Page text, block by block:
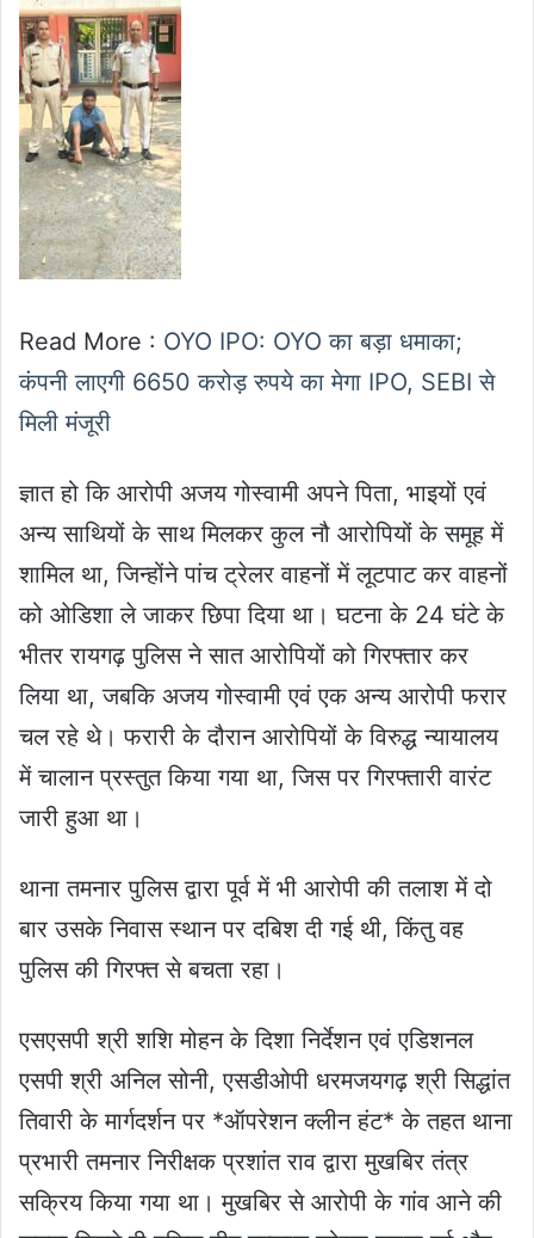
Read More : OYO IPO: OYO का बड़ा धमाका;
कंपनी लाएगी 6650 करोड़ रुपये का मेगा IPO, SEBI से
मिली मंजूरी
ज्ञात हो कि आरोपी अजय गोस्वामी अपने पिता, भाइयों एवं
अन्य साथियों के साथ मिलकर कुल नौ आरोपियों के समूह में
शामिल था, जिन्होंने पांच ट्रेलर वाहनों में लूटपाट कर वाहनों
को ओडिशा ले जाकर छिपा दिया था। घटना के 24 घंटे के
भीतर रायगढ़ पुलिस ने सात आरोपियों को गिरफ्तार कर
लिया था, जबकि अजय गोस्वामी एवं एक अन्य आरोपी फरार
चल रहे थे। फरारी के दौरान आरोपियों के विरुद्ध न्यायालय
में चालान प्रस्तुत किया गया था, जिस पर गिरफ्तारी वारंट
जारी हुआ था।
थाना तमनार पुलिस द्वारा पूर्व में भी आरोपी की तलाश में दो
बार उसके निवास स्थान पर दबिश दी गई थी, किंतु वह
पुलिस की गिरफ्त से बचता रहा।
एसएसपी श्री शशि मोहन के दिशा निर्देशन एवं एडिशनल
एसपी श्री अनिल सोनी, एसडीओपी धरमजयगढ़ श्री सिद्धांत
तिवारी के मार्गदर्शन पर *ऑपरेशन क्लीन हंट* के तहत थाना
प्रभारी तमनार निरीक्षक प्रशांत राव द्वारा मुखबिर तंत्र
सक्रिय किया गया था। मुखबिर से आरोपी के गांव आने की